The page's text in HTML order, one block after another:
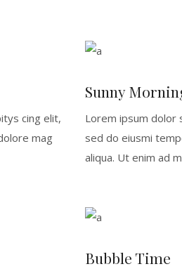
cing elit,
mag
Sunny
Lorem ipsum dolor
sed do eiusmi
aliqua. Ut enim ad
Bubble Time